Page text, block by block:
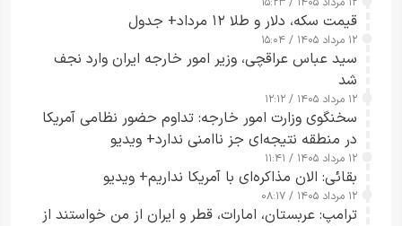
قیمت سکه، دلار و طلا ۱۲ مرداد+ جدول
۱۲ مرداد ۱۴۰۵ / ۱۵:۰۴
سید عباس عراقچی، وزیر امور خارجه ایران وارد نجف
شد
۱۲ مرداد ۱۴۰۵ / ۱۲:۱۲
سخنگوی وزارت امور خارجه: تداوم حضور نظامی آمریکا
در منطقه نتیجه‌ای جز ناامنی ندارد+ ویدیو
۱۲ مرداد ۱۴۰۵ / ۱۱:۴۱
بقائی: الان مذاکره‌ای با آمریکا نداریم+ ویدیو
۱۲ مرداد ۱۴۰۵ / ۰۸:۱۷
ترامپ: عربستان، امارات، قطر و ایران از من خواستند از